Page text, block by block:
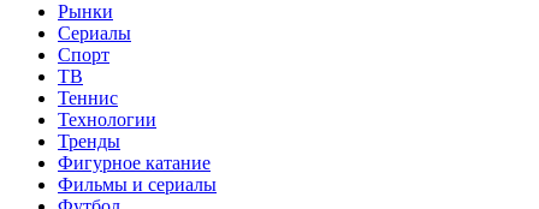
Рынки
Сериалы
Спорт
ТВ
Теннис
Технологии
Тренды
Фигурное катание
Фильмы и сериалы